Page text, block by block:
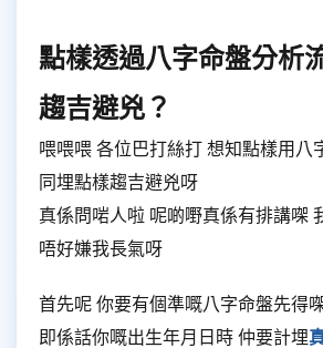
點樣透過八字命盤分析
趨吉避兇？
喂喂喂 各位巴打絲打 想知點樣用八
同埋點樣趨吉避兇呀
真係問啱人啦 呢啲嘢真係有排講㗎
唔好嫌我長氣呀
首先呢 你要有個準嘅八字命盤先得
即係話你嘅出生年月日時 仲要計埋